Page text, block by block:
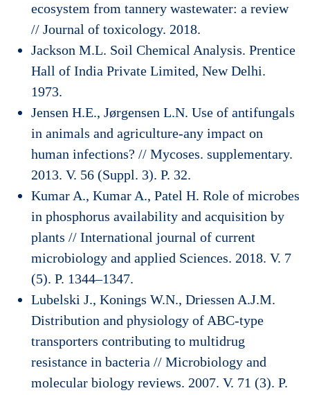
ecosystem from tannery wastewater: a review
// Journal of toxicology. 2018.
Jackson M.L. Soil Chemical Analysis. Prentice
Hall of India Private Limited, New Delhi.
1973.
Jensen H.E., Jørgensen L.N. Use of antifungals
in animals and agriculture-any impact on
human infections? // Mycoses. supplementary.
2013. V. 56 (Suppl. 3). P. 32.
Kumar A., Kumar A., Patel H. Role of microbes
in phosphorus availability and acquisition by
plants // International journal of current
microbiology and applied Sciences. 2018. V. 7
(5). P. 1344–1347.
Lubelski J., Konings W.N., Driessen A.J.M.
Distribution and physiology of ABC-type
transporters contributing to multidrug
resistance in bacteria // Microbiology and
molecular biology reviews. 2007. V. 71 (3). P.